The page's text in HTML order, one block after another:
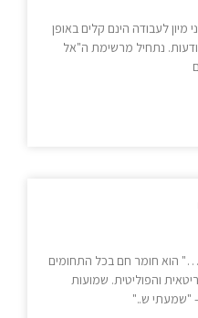
לעבודה הינם קלים באופן
נתחיל מרשימת ה"אל
הוא חומר חם בכל התחומים
והפוליטית. שמועות
"שמעתי ש.."